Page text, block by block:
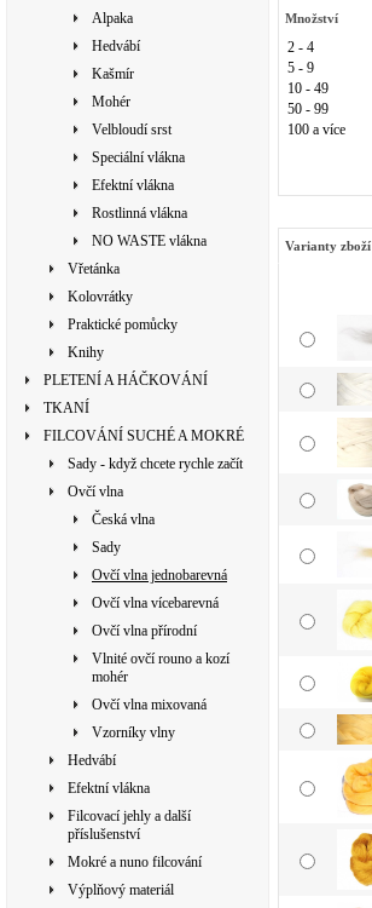
Alpaka
Hedvábí
Kašmír
Mohér
Velbloudí srst
Speciální vlákna
Efektní vlákna
Rostlinná vlákna
NO WASTE vlákna
Vřetánka
Kolovrátky
Praktické pomůcky
Knihy
PLETENÍ A HÁČKOVÁNÍ
TKANÍ
FILCOVÁNÍ SUCHÉ A MOKRÉ
Sady - když chcete rychle začít
Ovčí vlna
Česká vlna
Sady
Ovčí vlna jednobarevná
Ovčí vlna vícebarevná
Ovčí vlna přírodní
Vlnité ovčí rouno a kozí
mohér
Ovčí vlna mixovaná
Vzorníky vlny
Hedvábí
Efektní vlákna
Filcovací jehly a další
příslušenství
Mokré a nuno filcování
Výplňový materiál
Množství
2 - 4
5 - 9
10 - 49
50 - 99
100 a více
Varianty zboží